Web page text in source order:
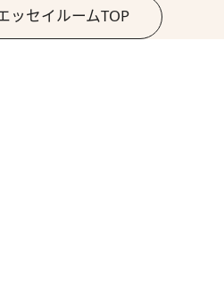
ッセイルームTOP